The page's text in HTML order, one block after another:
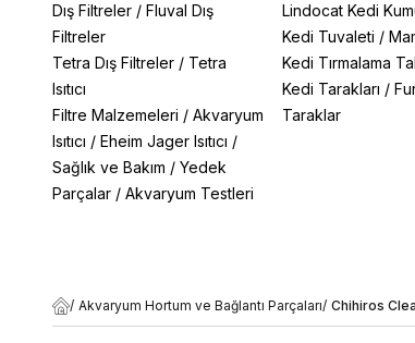
Dış Filtreler / Fluval Dış
Filtreler
Tetra Dış Filtreler / Tetra
Isıtıcı
Filtre Malzemeleri / Akvaryum
Isıtıcı / Eheim Jager Isıtıcı /
Sağlık ve Bakım / Yedek
Parçalar / Akvaryum Testleri
Lindocat Kedi
Kedi Tuvaleti /
Kedi Tırmalama
Kedi Tarakları /
Taraklar
/ Akvaryum Hortum ve Bağlantı Parçaları/ Chihiros